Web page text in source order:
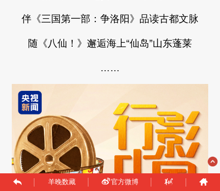
伴《三国第一部：争洛阳》品读古都文脉
随《八仙！》邂逅海上“仙岛”山东蓬莱
……
羊晚数藏 官方微博